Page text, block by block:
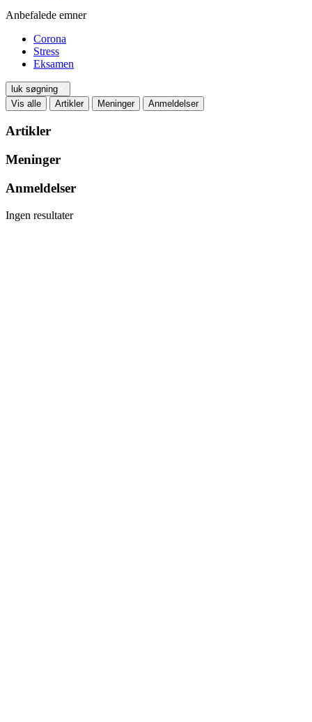
Anbefalede emner
Corona
Stress
Eksamen
luk søgning
Vis alle
Artikler Meninger Anmeldelser
Artikler
Meninger
Anmeldelser
Ingen resultater